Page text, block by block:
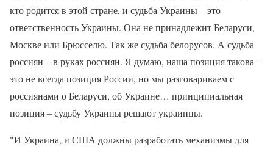
кто родится в этой стране, и судьба Украины – это
ответственность Украины. Она не принадлежит Беларуси,
Москве или Брюсселю. Так же судьба белорусов. А судьба
россиян – в руках россиян. Я думаю, наша позиция такова –
это не всегда позиция России, но мы разговариваем с
россиянами о Беларуси, об Украине… принципиальная
позиция – судьбу Украины решают украинцы.
"И Украина, и США должны разработать механизмы для